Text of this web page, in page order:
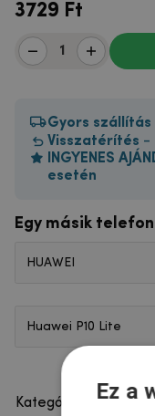
3729 Ft
Gyors szállítás
Visszatérítés -
INGYENES
esetén
Egy másik
HUAWEI
Huawei P10 Lite
Kategória
Ez a